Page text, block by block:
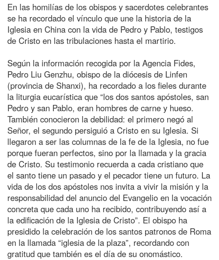
En las homilías de los obispos y sacerdotes celebrantes
se ha recordado el vínculo que une la historia de la
Iglesia en China con la vida de Pedro y Pablo, testigos
de Cristo en las tribulaciones hasta el martirio.
Según la información recogida por la Agencia Fides,
Pedro Liu Genzhu, obispo de la diócesis de Linfen
(provincia de Shanxi), ha recordado a los fieles durante
la liturgia eucarística que “los dos santos apóstoles, san
Pedro y san Pablo, eran hombres de carne y hueso.
También conocieron la debilidad: el primero negó al
Señor, el segundo persiguió a Cristo en su Iglesia. Si
llegaron a ser las columnas de la fe de la Iglesia, no fue
porque fueran perfectos, sino por la llamada y la gracia
de Cristo. Su testimonio recuerda a cada cristiano que
el santo tiene un pasado y el pecador tiene un futuro. La
vida de los dos apóstoles nos invita a vivir la misión y la
responsabilidad del anuncio del Evangelio en la vocación
concreta que cada uno ha recibido, contribuyendo así a
la edificación de la Iglesia de Cristo”. El obispo ha
presidido la celebración de los santos patronos de Roma
en la llamada “iglesia de la plaza”, recordando con
gratitud que también es el día de su onomástico.